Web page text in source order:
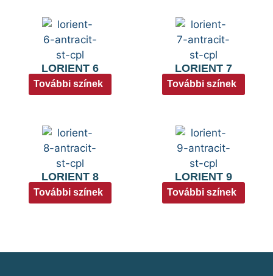
LORIENT 6
További színek
LORIENT 7
További színek
LORIENT 8
További színek
LORIENT 9
További színek